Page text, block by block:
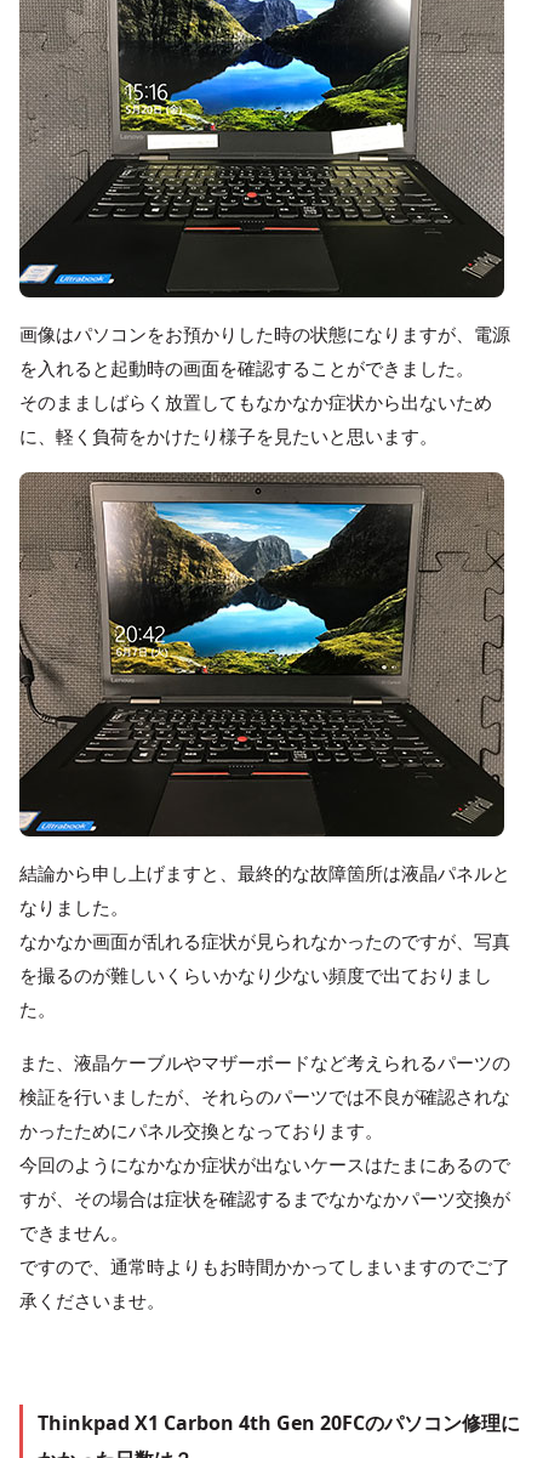
画像はパソコンをお預かりした時の状態になりますが、電源
を入れると起動時の画面を確認することができました。
そのまましばらく放置してもなかなか症状から出ないため
に、軽く負荷をかけたり様子を見たいと思います。
結論から申し上げますと、最終的な故障箇所は液晶パネルと
なりました。
なかなか画面が乱れる症状が見られなかったのですが、写真
を撮るのが難しいくらいかなり少ない頻度で出ておりまし
た。
また、液晶ケーブルやマザーボードなど考えられるパーツの
検証を行いましたが、それらのパーツでは不良が確認されな
かったためにパネル交換となっております。
今回のようになかなか症状が出ないケースはたまにあるので
すが、その場合は症状を確認するまでなかなかパーツ交換が
できません。
ですので、通常時よりもお時間かかってしまいますのでご了
承くださいませ。
Thinkpad X1 Carbon 4th Gen 20FCのパソコン修理に